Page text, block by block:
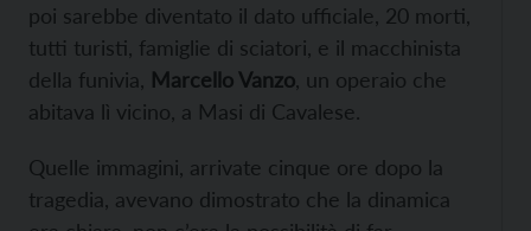
poi sarebbe diventato il dato ufficiale, 20 morti,
tutti turisti, famiglie di sciatori, e il macchinista
della funivia, Marcello Vanzo , un operaio che
abitava lì vicino, a Masi di Cavalese.
Quelle immagini, arrivate cinque ore dopo la
tragedia, avevano dimostrato che la dinamica